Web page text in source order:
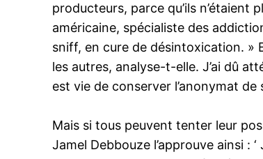
producteurs, parce qu’ils n’étaient
américaine, spécialiste des
sniff, en cure de désintoxication. »
les autres, analyse-t-elle. J’ai dû
est vie de conserver l’anonymat
Mais si tous peuvent tenter leur
Jamel Debbouze l’approuve ainsi :